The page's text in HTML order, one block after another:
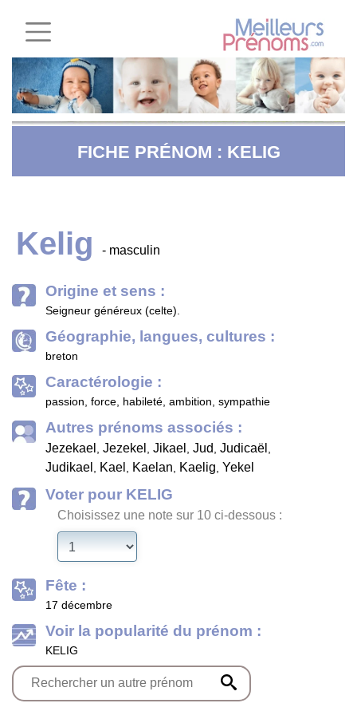
FICHE PRÉNOM : KELIG
Kelig - masculin
Origine et sens :
Seigneur généreux (celte).
Géographie, langues, cultures :
breton
Caractérologie :
passion, force, habileté, ambition, sympathie
Autres prénoms associés :
Jezekael , Jezekel , Jikael , Jud, Judicaël ,
Judikael , Kael , Kaelan, Kaelig, Yekel
Voter pour KELIG
Choisissez une note sur 10 ci-dessous :
Fête :
17 décembre
Voir la popularité du prénom :
KELIG